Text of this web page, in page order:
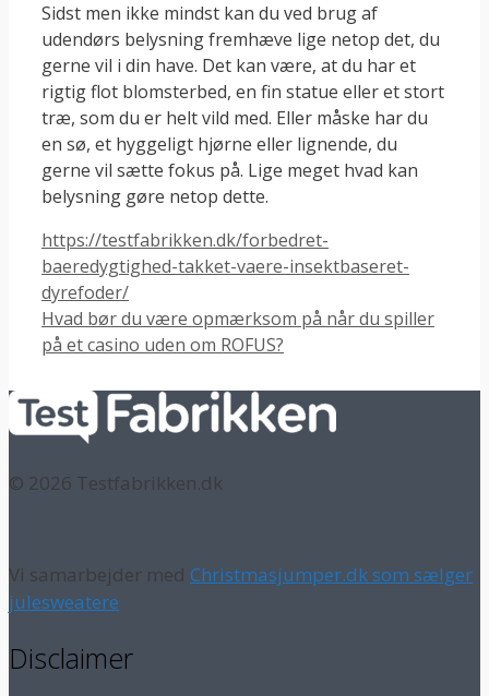
Sidst men ikke mindst kan du ved brug af
udendørs belysning fremhæve lige netop det, du
gerne vil i din have. Det kan være, at du har et
rigtig flot blomsterbed, en fin statue eller et stort
træ, som du er helt vild med. Eller måske har du
en sø, et hyggeligt hjørne eller lignende, du
gerne vil sætte fokus på. Lige meget hvad kan
belysning gøre netop dette.
https://testfabrikken.dk/forbedret-
baeredygtighed-takket-vaere-insektbaseret-
dyrefoder/
Hvad bør du være opmærksom på når du spiller
på et casino uden om ROFUS?
© 2026 Testfabrikken.dk
Vi samarbejder med Christmasjumper.dk som sælger
julesweatere
Disclaimer